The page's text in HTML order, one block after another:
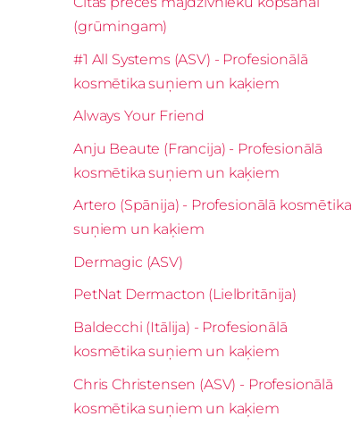
(grūmingam)
#1 All Systems (ASV) - Profesionālā
kosmētika suņiem un kaķiem
Always Your Friend
Anju Beaute (Francija) - Profesionālā
kosmētika suņiem un kaķiem
Artero (Spānija) - Profesionālā kosmētika
suņiem un kaķiem
Dermagic (ASV)
PetNat Dermacton (Lielbritānija)
Baldecchi (Itālija) - Profesionālā
kosmētika suņiem un kaķiem
Chris Christensen (ASV) - Profesionālā
kosmētika suņiem un kaķiem